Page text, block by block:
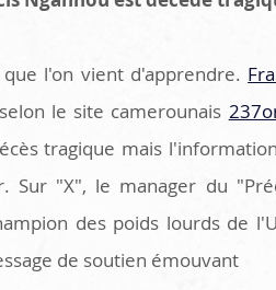
l'on vient d'apprendre.
le site camerounais
tragique mais
Sur "X", le manager du
des poids lourds de
de soutien émouvant